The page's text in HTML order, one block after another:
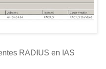
RADIUS en IAS